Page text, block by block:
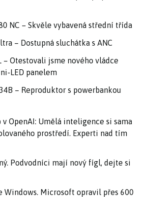
NC – Skvěle vybavená střední třída
– Dostupná sluchátka s ANC
– Otestovali jsme nového vládce
LED panelem
– Reproduktor s powerbankou
OpenAI: Umělá inteligence si sama
prostředí. Experti nad tím
Podvodníci mají nový fígl, dejte si
Windows. Microsoft opravil přes 600